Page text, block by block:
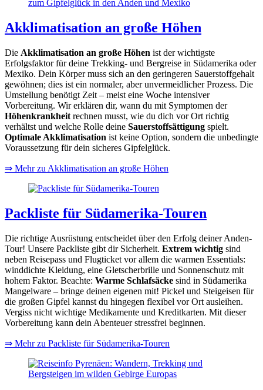
Akklimatisation an große Höhen
Die Akklimatisation an große Höhen ist der wichtigste
Erfolgsfaktor für deine Trekking- und Bergreise in Südamerika oder
Mexiko. Dein Körper muss sich an den geringeren Sauerstoffgehalt
gewöhnen; dies ist ein normaler, aber unvermeidlicher Prozess. Die
Umstellung benötigt Zeit – meist eine Woche intensiver
Vorbereitung. Wir erklären dir, wann du mit Symptomen der
Höhenkrankheit rechnen musst, wie du dich vor Ort richtig
verhältst und welche Rolle deine Sauerstoffsättigung spielt.
Optimale Akklimatisation ist keine Option, sondern die unbedingte
Voraussetzung für dein sicheres Gipfelglück.
⇒ Mehr zu Akklimatisation an große Höhen
Packliste für Südamerika-Touren
Die richtige Ausrüstung entscheidet über den Erfolg deiner Anden-
Tour! Unsere Packliste gibt dir Sicherheit. Extrem wichtig sind
neben Reisepass und Flugticket vor allem die warmen Essentials:
winddichte Kleidung, eine Gletscherbrille und Sonnenschutz mit
hohem Faktor. Beachte: Warme Schlafsäcke sind in Südamerika
Mangelware – bringe deinen eigenen mit! Pickel und Steigeisen für
die großen Gipfel kannst du hingegen flexibel vor Ort ausleihen.
Vergiss nicht wichtige Medikamente und Kreditkarten. Mit dieser
Vorbereitung kann dein Abenteuer stressfrei beginnen.
⇒ Mehr zu Packliste für Südamerika-Touren